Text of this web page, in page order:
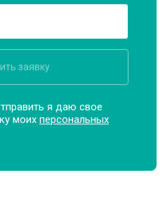
заявку
я даю свое
моихперсональных